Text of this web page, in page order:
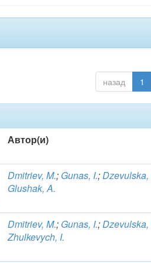
назад 1
Автор(и)
Dmitriev, M.; Gunas, I.;Dzevulska,
Glushak, A.
Dmitriev, M.; Gunas, I.;Dzevulska,
Zhulkevych, I.